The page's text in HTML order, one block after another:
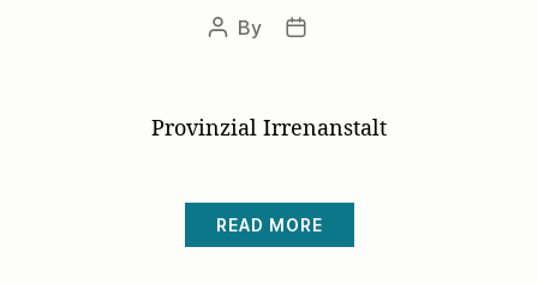
Post
By
Post
Provinzial Irrenanstalt
READ MORE